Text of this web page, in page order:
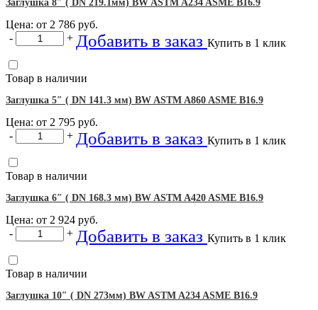
Заглушка 8″ ( DN 219.1мм) BW ASTM A234 ASME B16.9
Цена: от 2 786 руб.
-
+ Добавить в заказ Купить в 1 клик
Товар в наличии
Заглушка 5″ ( DN 141.3 мм) BW ASTM A860 ASME B16.9
Цена: от 2 795 руб.
-
+ Добавить в заказ Купить в 1 клик
Товар в наличии
Заглушка 6″ ( DN 168.3 мм) BW ASTM A420 ASME B16.9
Цена: от 2 924 руб.
-
+ Добавить в заказ Купить в 1 клик
Товар в наличии
Заглушка 10″ ( DN 273мм) BW ASTM A234 ASME B16.9